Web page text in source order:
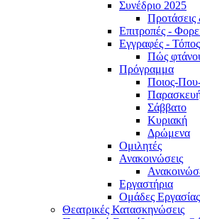
Συνέδριο 2025
Επιτροπές -
Εγγραφές - Τόπος
Πώς
Πρόγραμμα
Ποιος-
Σάββατο
Κυριακή
Δρώμενα
Ομιλητές
Ανακοινώσεις
Εργαστήρια
Ομάδες Εργασίας
Θεατρικές Κατασκηνώσεις